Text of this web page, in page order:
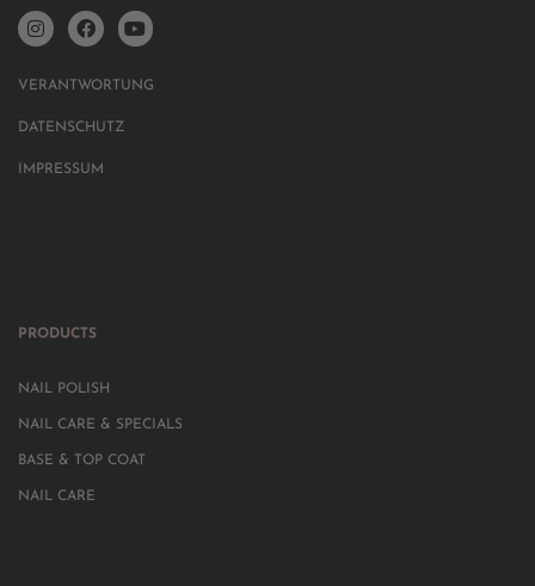
VERANTWORTUNG
DATENSCHUTZ
IMPRESSUM
PRODUCTS
NAIL POLISH
NAIL CARE & SPECIALS
BASE & TOP COAT
NAIL CARE